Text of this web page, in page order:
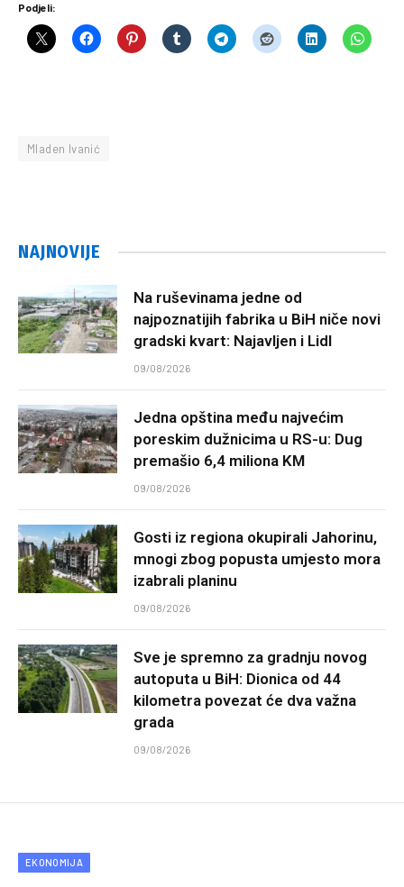
Podjeli:
Mladen Ivanić
NAJNOVIJE
Na ruševinama jedne od
najpoznatijih fabrika u BiH niče novi
gradski kvart: Najavljen i Lidl
09/08/2026
Jedna opština među najvećim
poreskim dužnicima u RS-u: Dug
premašio 6,4 miliona KM
09/08/2026
Gosti iz regiona okupirali Jahorinu,
mnogi zbog popusta umjesto mora
izabrali planinu
09/08/2026
Sve je spremno za gradnju novog
autoputa u BiH: Dionica od 44
kilometra povezat će dva važna
grada
09/08/2026
EKONOMIJA